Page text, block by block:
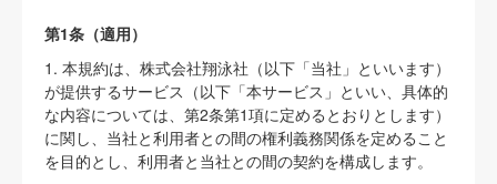
第1条（適用）
1. 本規約は、株式会社翔泳社（以下「当社」といいます）
が提供するサービス（以下「本サービス」といい、具体的
な内容については、第2条第1項に定めるとおりとします）
に関し、当社と利用者との間の権利義務関係を定めること
を目的とし、利用者と当社との間の契約を構成します。